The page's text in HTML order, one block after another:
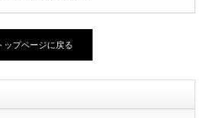
ップページに戻る